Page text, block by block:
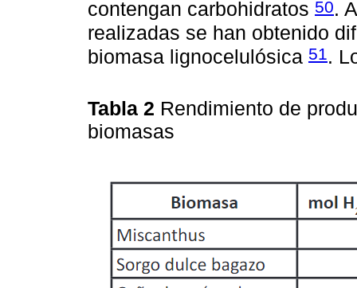
contengan carbohidratos 50.
realizadas se han obtenido
biomasa lignocelulósica 51.
Tabla 2 Rendimiento de
biomasas